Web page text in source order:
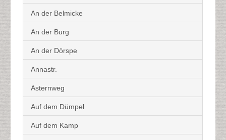
An der Belmicke
An der Burg
An der Dörspe
Annastr.
Asternweg
Auf dem Dümpel
Auf dem Kamp